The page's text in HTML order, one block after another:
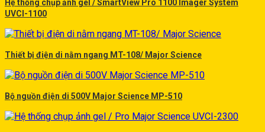
Hệ thống chụp ảnh gel / SmartView Pro 1100 Imager System
UVCI-1100
Thiết bị điện di nằm ngang MT-108/ Major Science
Bộ nguồn điện di 500V Major Science MP-510